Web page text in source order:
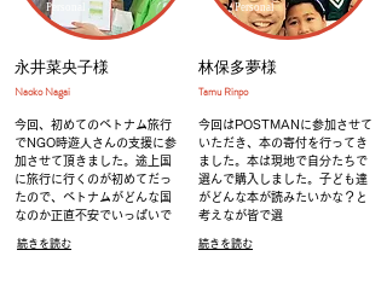
Personal
永井菜央子様
​Naoko Nagai
今回、初めてのベトナム旅行
でNGO時遊人さんの支援に参
加させて頂きました。 途上国
に旅行に行くのが初めてだっ
たので、ベトナムがどんな国
なのか正直不安でいっぱいで
続きを読む
Personal
林保多夢様
Tamu Rinpo​
今回はPOSTMANに参加させて
いただき、本の寄付を行ってき
ました。 本は現地で自分たちで
選んで購入しました。子ども達
がどんな本が読みたいかな？と
考えなが皆で選
続きを読む